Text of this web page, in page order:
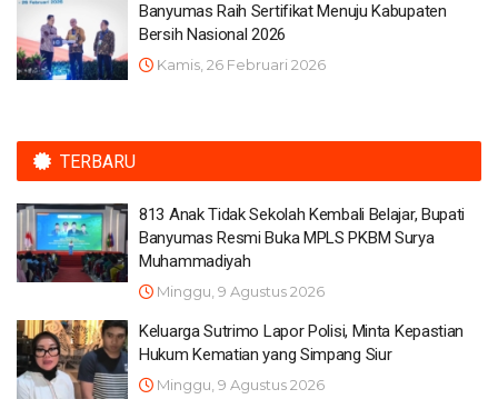
Banyumas Raih Sertifikat Menuju Kabupaten
Bersih Nasional 2026
Kamis, 26 Februari 2026
TERBARU
813 Anak Tidak Sekolah Kembali Belajar, Bupati
Banyumas Resmi Buka MPLS PKBM Surya
Muhammadiyah
Minggu, 9 Agustus 2026
Keluarga Sutrimo Lapor Polisi, Minta Kepastian
Hukum Kematian yang Simpang Siur
Minggu, 9 Agustus 2026